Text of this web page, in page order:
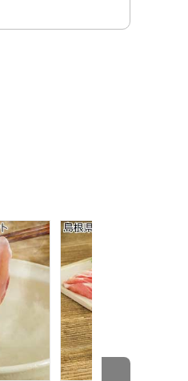
贈りもの・お中元】
もの・お中元】
しゃぶセット【夏の贈りもの・
島根県産豚肉しゃぶ